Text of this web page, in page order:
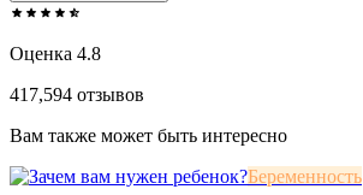
Оценка 4.8
417,594 отзывов
Вам также может быть интересно
Беременность